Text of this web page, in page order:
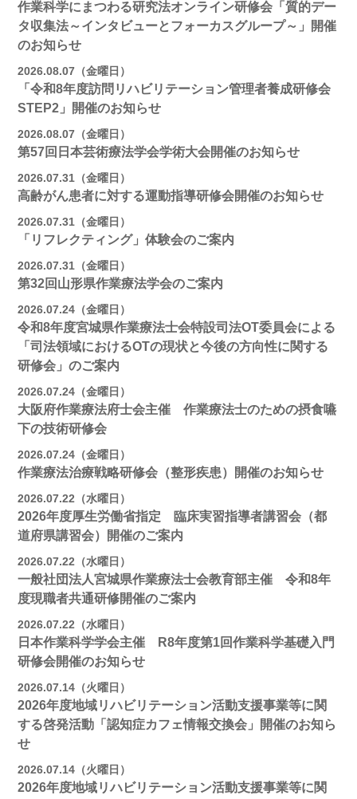
作業科学にまつわる研究法オンライン研修会「質的デー
タ収集法～インタビューとフォーカスグループ～」開催
のお知らせ
2026.08.07（金曜日）
「令和8年度訪問リハビリテーション管理者養成研修会
STEP2」開催のお知らせ
2026.08.07（金曜日）
第57回日本芸術療法学会学術大会開催のお知らせ
2026.07.31（金曜日）
高齢がん患者に対する運動指導研修会開催のお知らせ
2026.07.31（金曜日）
「リフレクティング」体験会のご案内
2026.07.31（金曜日）
第32回山形県作業療法学会のご案内
2026.07.24（金曜日）
令和8年度宮城県作業療法士会特設司法OT委員会による
「司法領域におけるOTの現状と今後の方向性に関する
研修会」のご案内
2026.07.24（金曜日）
大阪府作業療法府士会主催 作業療法士のための摂食嚥
下の技術研修会
2026.07.24（金曜日）
作業療法治療戦略研修会（整形疾患）開催のお知らせ
2026.07.22（水曜日）
2026年度厚生労働省指定 臨床実習指導者講習会（都
道府県講習会）開催のご案内
2026.07.22（水曜日）
一般社団法人宮城県作業療法士会教育部主催 令和8年
度現職者共通研修開催のご案内
2026.07.22（水曜日）
日本作業科学学会主催 R8年度第1回作業科学基礎入門
研修会開催のお知らせ
2026.07.14（火曜日）
2026年度地域リハビリテーション活動支援事業等に関
する啓発活動「認知症カフェ情報交換会」開催のお知ら
せ
2026.07.14（火曜日）
2026年度地域リハビリテーション活動支援事業等に関